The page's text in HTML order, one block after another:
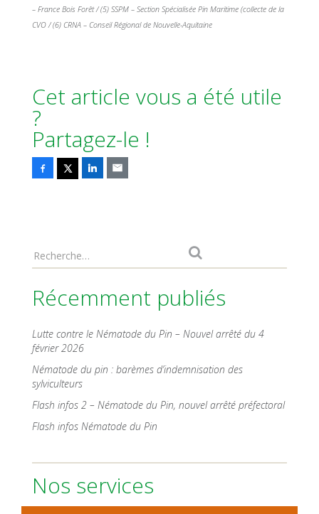
– France Bois Forêt / (5) SSPM – Section Spécialisée Pin Maritime (collecte de la
CVO / (6) CRNA – Conseil Régional de Nouvelle-Aquitaine
Cet article vous a été utile
?
Partagez-le !
Récemment publiés
Lutte contre le Nématode du Pin – Nouvel arrêté du 4
février 2026
Nématode du pin : barèmes d’indemnisation des
sylviculteurs
Flash infos 2 – Nématode du Pin, nouvel arrêté préfectoral
Flash infos Nématode du Pin
Nos services